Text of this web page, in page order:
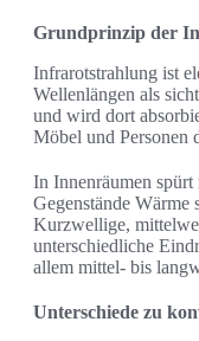
Grundprinzip der
Infrarotstrahlung ist
Wellenlängen als
und wird dort
Möbel und Personen
In Innenräumen
Gegenstände Wärme
Kurzwellige,
unterschiedliche
allem mittel- bis
Unterschiede zu